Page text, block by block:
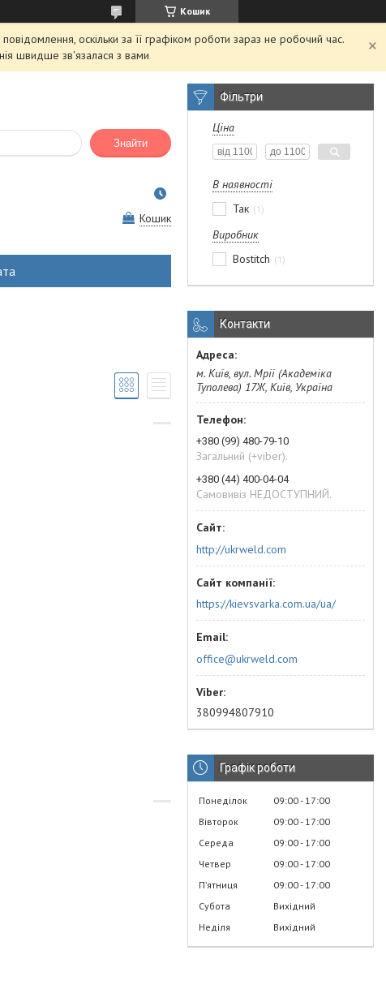
Кошик
оскільки за її графіком роботи зараз не робочий час.
швидше зв'язалася з вами
Знайти
Кошик
Фільтри
Ціна
В наявності
Так
1
Виробник
Bostitch
1
Контакти
м. Київ, вул. Мрії (Академіка
Туполева) 17Ж, Київ, Україна
+380 (99) 480-79-10
Загальний (+viber).
+380 (44) 400-04-04
Самовивіз НЕДОСТУПНИЙ.
http://ukrweld.com
https://kievsvarka.com.ua/ua/
office@ukrweld.com
380994807910
Графік роботи
Понеділок 09:00 17:00
Вівторок
09:00 17:00
Середа
09:00 17:00
Четвер
09:00 17:00
Пʼятниця
09:00 17:00
Субота
Вихідний
Неділя
Вихідний